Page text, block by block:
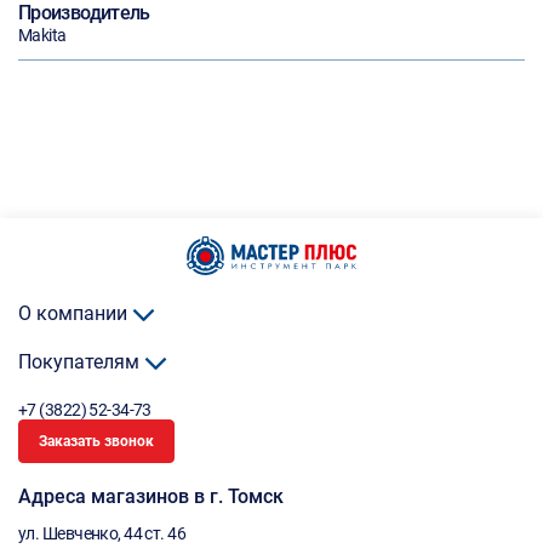
Производитель
Makita
О компании
Покупателям
+7 (3822) 52-34-73
Заказать звонок
Адреса магазинов в г. Томск
ул. Шевченко, 44 ст. 46